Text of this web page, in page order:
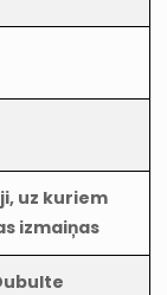
uz kuriem
izmaiņas